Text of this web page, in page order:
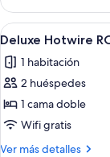
Deluxe,
varias
camas
Abrir
todas
las
fotos
de
Deluxe
Hotwire
5
Deluxe Hotwire
1 habitación
2 huéspedes
1 cama doble
Wifi gratis
Ver más detalles
Más